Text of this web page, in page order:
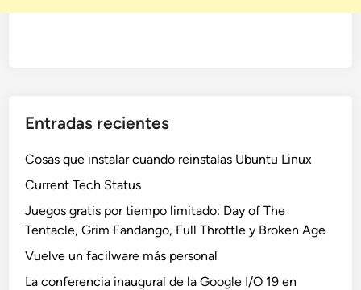
Entradas recientes
Cosas que instalar cuando reinstalas Ubuntu Linux
Current Tech Status
Juegos gratis por tiempo limitado: Day of The
Tentacle, Grim Fandango, Full Throttle y Broken Age
Vuelve un facilware más personal
La conferencia inaugural de la Google I/O 19 en